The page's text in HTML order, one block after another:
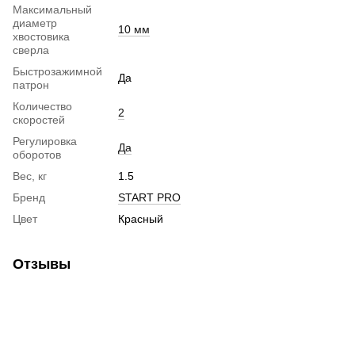
Максимальный
диаметр
хвостовика
сверла
10 мм
Быстрозажимной
патрон
Да
Количество
скоростей
2
Регулировка
оборотов
Да
Вес, кг
1.5
Бренд
START PRO
Цвет
Красный
Отзывы